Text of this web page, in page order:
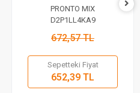
PRONTO MIX
D2P1LL4KA9
672,57 TL
Sepetteki Fiyat
652,39 TL